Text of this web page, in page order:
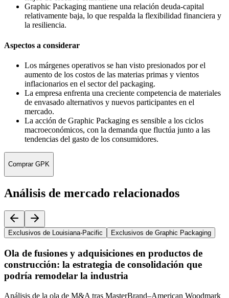
Graphic Packaging mantiene una relación deuda-capital
relativamente baja, lo que respalda la flexibilidad financiera y
la resiliencia.
Aspectos a considerar
Los márgenes operativos se han visto presionados por el
aumento de los costos de las materias primas y vientos
inflacionarios en el sector del packaging.
La empresa enfrenta una creciente competencia de materiales
de envasado alternativos y nuevos participantes en el
mercado.
La acción de Graphic Packaging es sensible a los ciclos
macroeconómicos, con la demanda que fluctúa junto a las
tendencias del gasto de los consumidores.
Comprar GPK
Análisis de mercado relacionados
Exclusivos de Louisiana-Pacific Exclusivos de Graphic Packaging
Ola de fusiones y adquisiciones en productos de
construcción: la estrategia de consolidación que
podría remodelar la industria
Análisis de la ola de M&A tras MasterBrand–American Woodmark